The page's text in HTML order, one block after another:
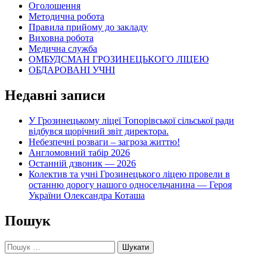
Оголошення
Методична робота
Правила прийому до закладу
Виховна робота
Медична служба
ОМБУДСМАН ГРОЗИНЕЦЬКОГО ЛІЦЕЮ
ОБДАРОВАНІ УЧНІ
Недавні записи
У Грозинецькому ліцеї Топорівської сільської ради
відбувся щорічний звіт директора.
Небезпечні розваги – загроза життю!
Англомовний табір 2026
Останній дзвоник — 2026
Колектив та учні Грозинецького ліцею провели в
останню дорогу нашого односельчанина — Героя
України Олександра Коташа
Пошук
Пошук: